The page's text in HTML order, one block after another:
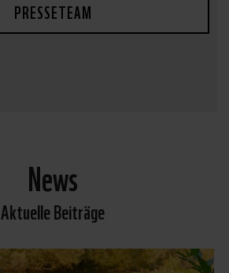
PRESSETEAM
News
Aktuelle Beiträge